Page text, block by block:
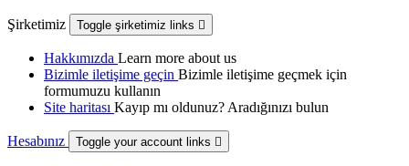
Şirketimiz Toggle şirketimiz links 
Hakkımızda Learn more about us
Bizimle iletişime geçin Bizimle iletişime geçmek için
formumuzu kullanın
Site haritası Kayıp mı oldunuz? Aradığınızı bulun
Hesabınız Toggle your account links 